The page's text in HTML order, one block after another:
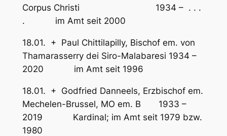
Corpus Christi 1934 – . . .
. im Amt seit 2000
18.01. + Paul Chittilapilly, Bischof em. von
Thamarasserry dei Siro-Malabaresi 1934 –
2020 im Amt seit 1996
18.01. + Godfried Danneels, Erzbischof em.
Mechelen-Brussel, MO em. B 1933 –
2019 Kardinal; im Amt seit 1979 bzw.
1980